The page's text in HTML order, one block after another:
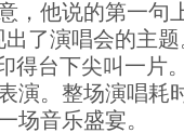
，他说的第一句
了演唱会的主
得台下尖叫一片
演。整场演唱耗
场音乐盛宴。